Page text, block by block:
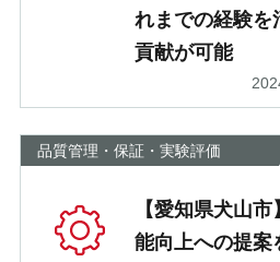
れまでの経験を
貢献が可能
品質管理・保証・実験評価
【愛知県犬山
能向上への提案